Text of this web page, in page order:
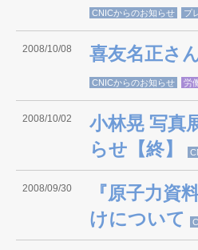
CNICからのお知らせ プ
2008/10/08 喜友名正さ
CNICからのお知らせ 労
2008/10/02
小林晃 写
らせ【終】
2008/09/30
『原子力資
けについて